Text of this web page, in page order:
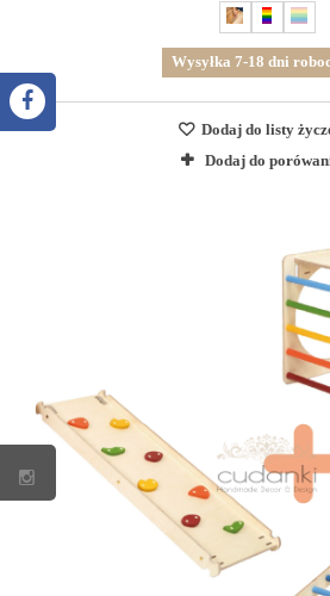
Wysyłka 7-18 dni
Dodaj do listy
Dodaj do